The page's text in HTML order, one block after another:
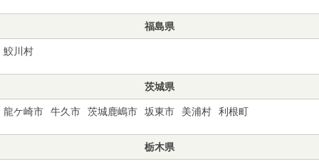
福島県
鮫川村
茨城県
龍ケ崎市 牛久市 茨城鹿嶋市 坂東市 美浦村 利根町
栃木県